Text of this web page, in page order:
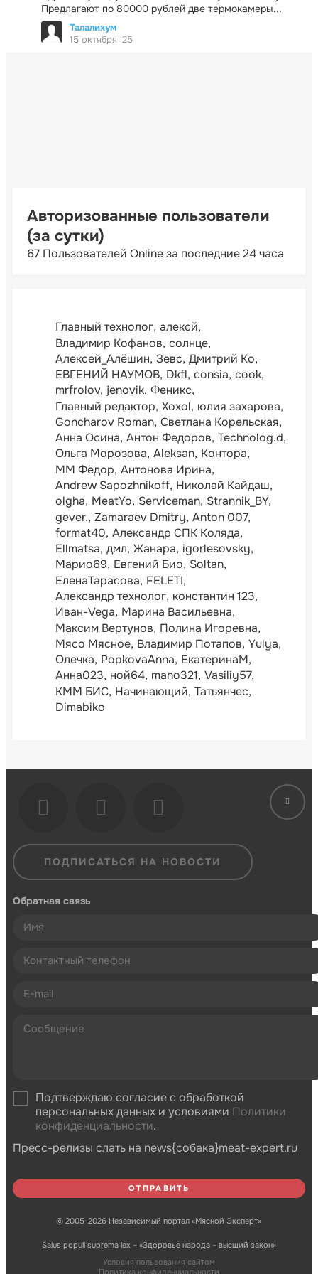
Предлагают по 80000 рублей две термокамеры...
Талалихум
15 октября '25
Авторизованные пользователи
(за сутки)
67 Пользователей Online за последние 24 часа
Главный технолог алексй
Владимир Кофанов солнце
Алексей_Алёшин Зевс Дмитрий Ко
ЕВГЕНИЙ НАУМОВ Dkfl consia cook
mrfrolov jenovik Феникс
Главный редактор Xoxol юлия захарова
Goncharov Roman Светлана Корельская
Анна Осина Антон Федоров Technolog.d
Ольга Морозова Aleksan Контора
ММ Фёдор Антонова Ирина
Andrew Sapozhnikoff Николай Кайдаш
olgha MeatYo Serviceman Strannik_BY
gever. Zamaraev Dmitry Anton 007
format40 Александр СПК Коляда
Ellmatsa дмл Жанара igorlesovsky
Марио69 Евгений Био Soltan
ЕленаТарасова FELETI
Александр технолог константин 123
Иван-Vega Марина Васильевна
Максим Вертунов Полина Игоревна
Мясо Мясное Владимир Потапов Yulya
Олечка PopkovaAnna ЕкатеринаМ
Анна023 ной64 mano321 Vasiliy57
КММ БИС Начинающий Татьянчес
Dimabiko
ПОДПИСАТЬСЯ НА НОВОСТИ
Обратная связь
Подтверждаю согласие с обработкой
персональных данных и условиями Политики
конфиденциальности.
Пресс-релизы слать на news{собака}meat-expert.ru
© 2005-2026 Независимый портал «Мясной Эксперт»
Salus populi suprema lex – «Здоровье народа – высший закон»
Условия пользования сайтом
Политика конфиденциальности